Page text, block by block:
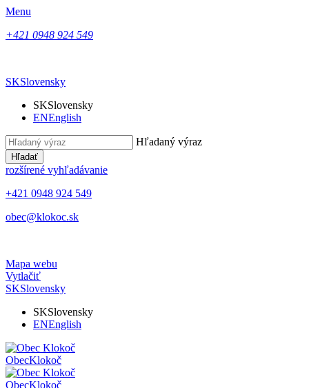
Menu
+421 0948 924 549
SKSlovensky
SKSlovensky
ENEnglish
Hľadaný výraz
Hľadať
rozšírené vyhľadávanie
+421 0948 924 549
obec@klokoc.sk
Mapa webu
Vytlačiť
SKSlovensky
SKSlovensky
ENEnglish
ObecKlokoč
ObecKlokoč